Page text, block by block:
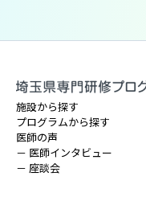
施設から探す
プログラムから探す
医師の声
－ 医師インタビュー
－ 座談会